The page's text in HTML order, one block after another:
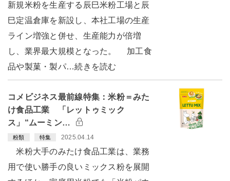
新規米粉を生産する辰巳米粉工場と辰
巳定温倉庫を新設し、本社工場の生産
ライン増強と併せ、生産能力が倍増
し、業界最大規模となった。 加工食
品や製菓・製パ…続きを読む
コメビジネス最前線特集：米粉＝みた
け食品工業 「レットゥミック
ス」“ムーミン…
粉類 特集 2025.04.14
米粉大手のみたけ食品工業は、業務
用で使い勝手の良いミックス粉を展開